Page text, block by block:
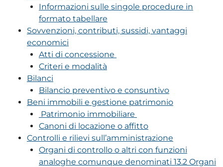
Informazioni sulle singole procedure in
formato tabellare
Sovvenzioni, contributi, sussidi, vantaggi
economici
Atti di concessione
Criteri e modalità
Bilanci
Bilancio preventivo e consuntivo
Beni immobili e gestione patrimonio
Patrimonio immobiliare
Canoni di locazione o affitto
Controlli e rilievi sull’amministrazione
Organi di controllo o altri con funzioni
analoghe comunque denominati 13.2 Organi